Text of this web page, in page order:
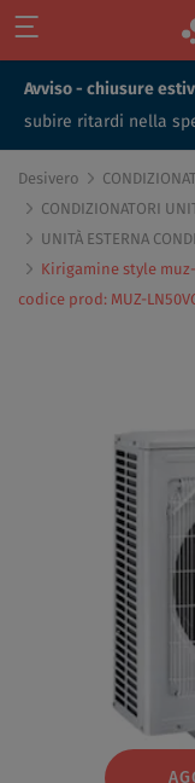
Avviso - chiusure
subire ritardi nella
Desivero
CONDIZIONATORI
UNITÀ ESTERNA
Kirigamine style
codice prod: MUZ-